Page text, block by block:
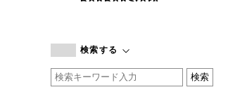
by basics
CATWORTH
検索する